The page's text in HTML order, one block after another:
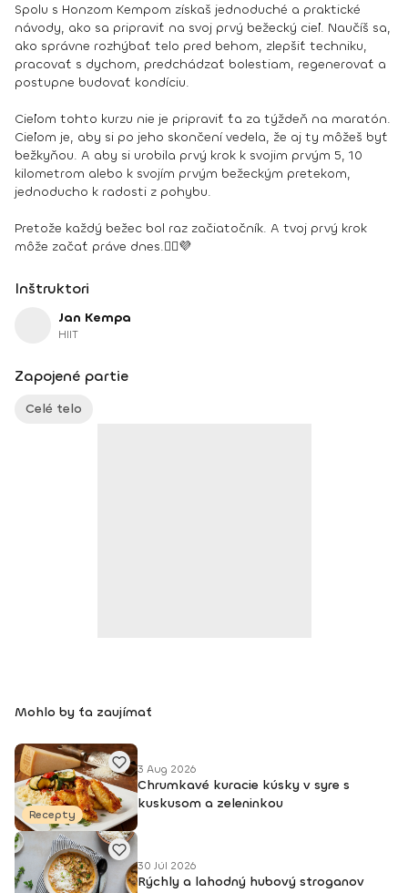
Spolu s Honzom Kempom získaš jednoduché a praktické
návody, ako sa pripraviť na svoj prvý bežecký cieľ. Naučíš sa,
ako správne rozhýbať telo pred behom, zlepšiť techniku,
pracovať s dychom, predchádzať bolestiam, regenerovať a
postupne budovať kondíciu.
Cieľom tohto kurzu nie je pripraviť ťa za týždeň na maratón.
Cieľom je, aby si po jeho skončení vedela, že aj ty môžeš byť
bežkyňou. A aby si urobila prvý krok k svojim prvým 5, 10
kilometrom alebo k svojím prvým bežeckým pretekom,
jednoducho k radosti z pohybu.
Pretože každý bežec bol raz začiatočník. A tvoj prvý krok
môže začať práve dnes.🏃‍♀️💜
Inštruktori
Jan Kempa
HIIT
Zapojené partie
Celé telo
Mohlo by ťa zaujímať
Recepty
3 Aug 2026
Chrumkavé kuracie kúsky v syre s
kuskusom a zeleninkou
30 Júl 2026
Rýchly a lahodný hubový stroganov